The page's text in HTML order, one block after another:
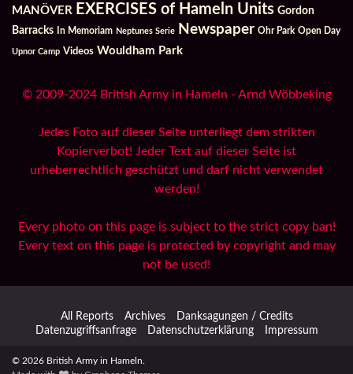
MANÖVER EXERCISES of Hameln Units Gordon
Barracks
In Memoriam Neptunes Serie Newspaper Ohr Park Open Day
Upnor Camp Videos Wouldham Park
© 2009-2024 British Army in Hameln - Arnd Wöbbeking
Jedes Foto auf dieser Seite unterliegt dem strikten
Kopierverbot! Jeder Text auf dieser Seite ist
urheberrechtlich geschützt und darf nicht verwendet
werden!
Every photo on this page is subject to the strict copy ban!
Every text on this page is protected by copyright and may
not be used!
All Reports Archives
Danksagungen / Credits
Datenzugriffsanfrage
Datenschutzerklärung Impressum
© 2026 British Army in Hameln.